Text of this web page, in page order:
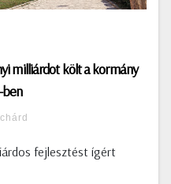
milliárdot költ a kormány
fejlesztést ígért